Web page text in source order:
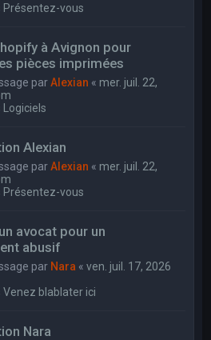
Présentez-vous
à Avignon pour
pièces imprimées
parAlexian « mer. juil. 22,
Logiciels
Alexian
parAlexian « mer. juil. 22,
Présentez-vous
avocat pour un
abusif
par Nara «ven. juil. 17, 2026
Venez blablater ici
Nara